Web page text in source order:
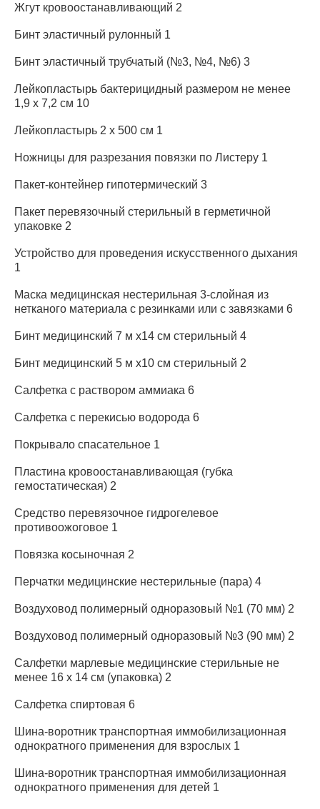
Жгут кровоостанавливающий 2
Бинт эластичный рулонный 1
Бинт эластичный трубчатый (№3, №4, №6) 3
Лейкопластырь бактерицидный размером не менее
1,9 х 7,2 см 10
Лейкопластырь 2 х 500 см 1
Ножницы для разрезания повязки по Листеру 1
Пакет-контейнер гипотермический 3
Пакет перевязочный стерильный в герметичной
упаковке 2
Устройство для проведения искусственного дыхания
1
Маска медицинская нестерильная 3-слойная из
нетканого материала с резинками или с завязками 6
Бинт медицинский 7 м х14 см стерильный 4
Бинт медицинский 5 м х10 см стерильный 2
Салфетка с раствором аммиака 6
Салфетка с перекисью водорода 6
Покрывало спасательное 1
Пластина кровоостанавливающая (губка
гемостатическая) 2
Средство перевязочное гидрогелевое
противоожоговое 1
Повязка косыночная 2
Перчатки медицинские нестерильные (пара) 4
Воздуховод полимерный одноразовый №1 (70 мм) 2
Воздуховод полимерный одноразовый №3 (90 мм) 2
Салфетки марлевые медицинские стерильные не
менее 16 х 14 см (упаковка) 2
Салфетка спиртовая 6
Шина-воротник транспортная иммобилизационная
однократного применения для взрослых 1
Шина-воротник транспортная иммобилизационная
однократного применения для детей 1